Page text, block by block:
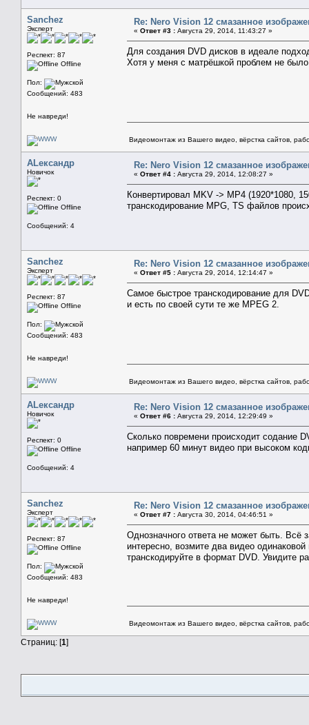
Sanchez
Эксперт
Респект: 87
Offline
Пол:
Сообщений: 483
Не навреди!
Re: Nero Vision 12 смазанное
« Ответ #3 : Августа 29, 2014, 11:43:27 »
Для создания DVD дисков в идеале
Хотя у меня с матрёшкой проблем не
Видеомонтаж из Вашего видео, вёрстка сайтов,
АLександр
Новичок
Респект: 0
Offline
Сообщений: 4
Re: Nero Vision 12 смазанное
« Ответ #4 : Августа 29, 2014, 12:08:27 »
Конвертировал MKV -> MP4 (1920*1080,
транскодирование MPG, TS файлов
Sanchez
Эксперт
Респект: 87
Offline
Пол:
Сообщений: 483
Не навреди!
Re: Nero Vision 12 смазанное
« Ответ #5 : Августа 29, 2014, 12:14:47 »
Самое быстрое транскодирование для
и есть по своей сути те же MPEG 2.
Видеомонтаж из Вашего видео, вёрстка сайтов,
АLександр
Новичок
Респект: 0
Offline
Сообщений: 4
Re: Nero Vision 12 смазанное
« Ответ #6 : Августа 29, 2014, 12:29:49 »
Сколько повремени происходит содание
например 60 минут видео при высоком
Sanchez
Эксперт
Респект: 87
Offline
Пол:
Сообщений: 483
Не навреди!
Re: Nero Vision 12 смазанное
« Ответ #7 : Августа 30, 2014, 04:46:51 »
Однозначного ответа не может быть. Всё
интересно, возмите два видео
транскодируйте в формат DVD. Увидите
Видеомонтаж из Вашего видео, вёрстка сайтов,
Страниц: [1]